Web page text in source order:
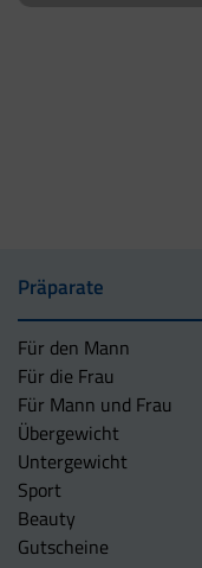
Präparate
Für den Mann
Für die Frau
Für Mann und Frau
Übergewicht
Untergewicht
Sport
Beauty
Gutscheine